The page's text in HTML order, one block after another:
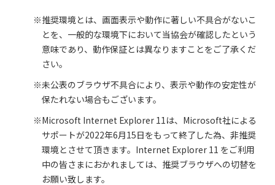
推奨環境とは、画面表示や動作に著しい不具合がないこ
とを、一般的な環境下において当協会が確認したという
意味であり、動作保証とは異なりますことをご了承くだ
さい。
未公表のブラウザ不具合により、表示や動作の安定性が
保たれない場合もございます。
Microsoft Internet Explorer 11は、Microsoft社による
サポートが2022年6月15日をもって終了した為、非推奨
環境とさせて頂きます。Internet Explorer 11 をご利用
中の皆さまにおかれましては、推奨ブラウザへの切替を
お願い致します。